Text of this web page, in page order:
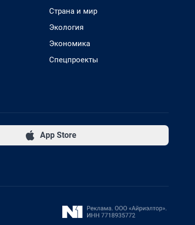
Страна и мир
Экология
Экономика
Спецпроекты
App Store